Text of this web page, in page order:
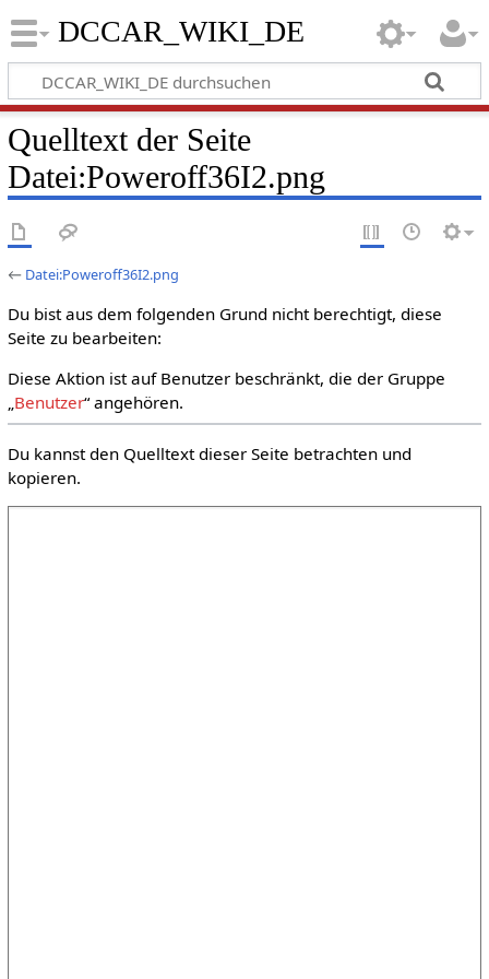
DCCAR_WIKI_DE
Quelltext der Seite
Datei:Poweroff36I2.png
← Datei:Poweroff36I2.png
Du bist aus dem folgenden Grund nicht berechtigt, diese
Seite zu bearbeiten:
Diese Aktion ist auf Benutzer beschränkt, die der Gruppe
„Benutzer“ angehören.
Du kannst den Quelltext dieser Seite betrachten und
kopieren.